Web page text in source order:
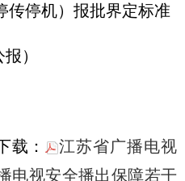
传停机）报批界定标准
）
载：
江苏省广播电视
电视安全播出保障若干